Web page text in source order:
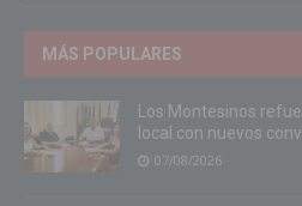
MÁS POPULARES
Los Montesinos
local con nuevos
07/08/2026